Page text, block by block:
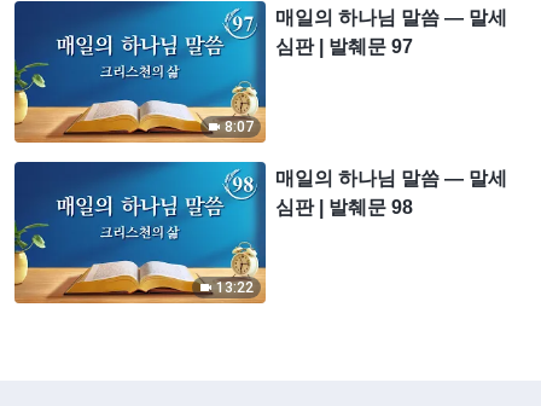
8:07
매일의 하나님 말씀 ― 말세
심판 | 발췌문 97
13:22
매일의 하나님 말씀 ― 말세
심판 | 발췌문 98